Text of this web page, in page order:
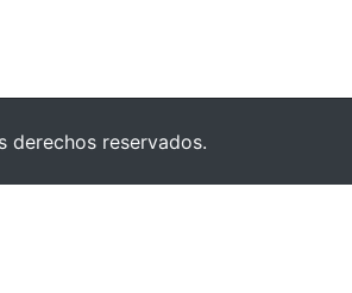
reservados.